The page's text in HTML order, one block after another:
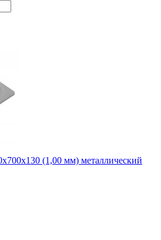
(1,00 мм) металлический